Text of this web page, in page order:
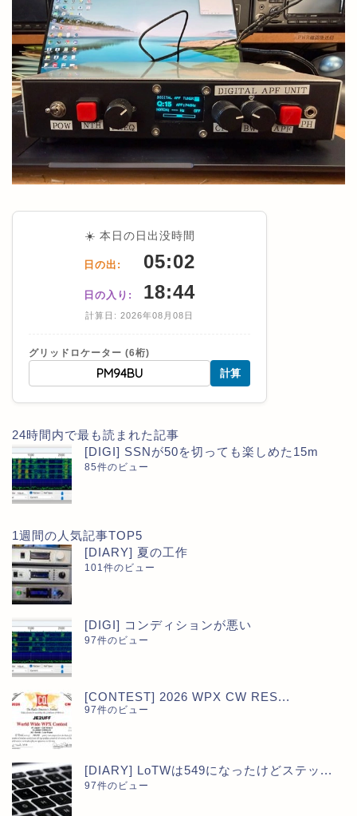
☀️ 本日の日出没時間
日の出: 05:02
日の入り: 18:44
計算日: 2026年08月08日
グリッドロケーター (6桁)
計算
24時間内で最も読まれた記事
[DIGI] SSNが50を切っても楽しめた15m
85件のビュー
1週間の人気記事TOP5
[DIARY] 夏の工作
101件のビュー
[DIGI] コンディションが悪い
97件のビュー
[CONTEST] 2026 WPX CW RES...
97件のビュー
[DIARY] LoTWは549になったけどステッ...
97件のビュー